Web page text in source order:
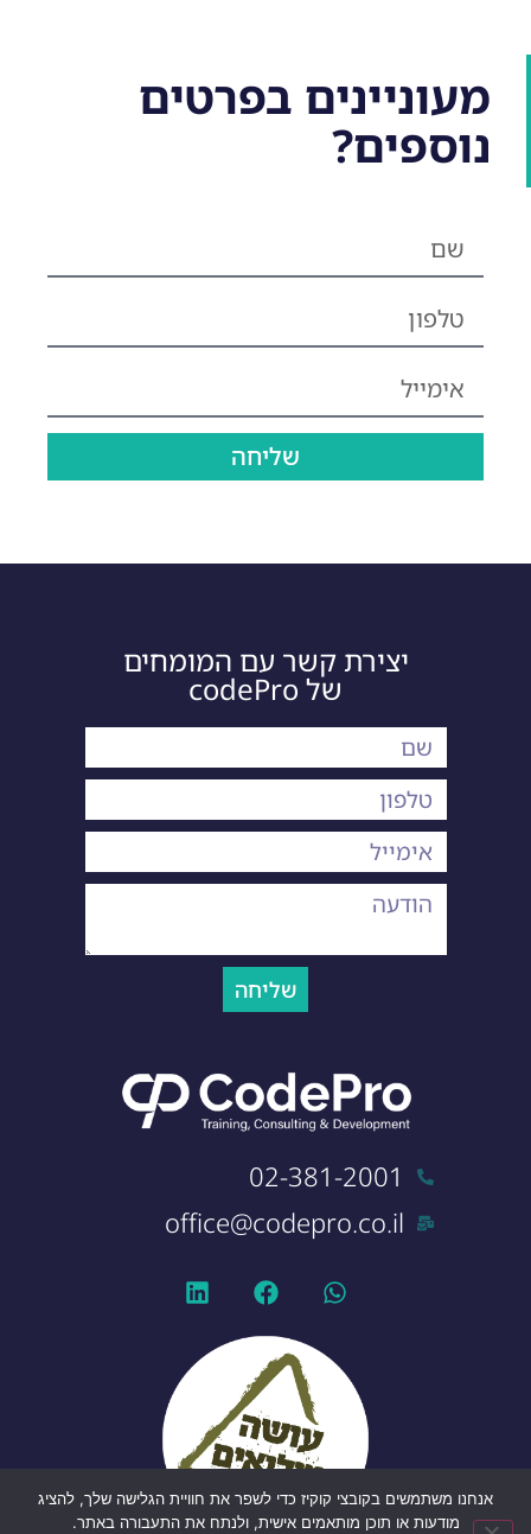
מעוניינים בפרטים
נוספים?
שליחה
יצירת קשר עם המומחים
של codePro
שליחה
02-381-2001
office@codepro.co.il
אנחנו משתמשים בקובצי קוקיז כדי לשפר את חוויית הגלישה שלך, להציג
מודעות או תוכן מותאמים אישית, ולנתח את התעבורה באתר.